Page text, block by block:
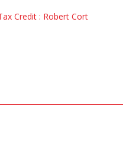
Credit : Robert Cort